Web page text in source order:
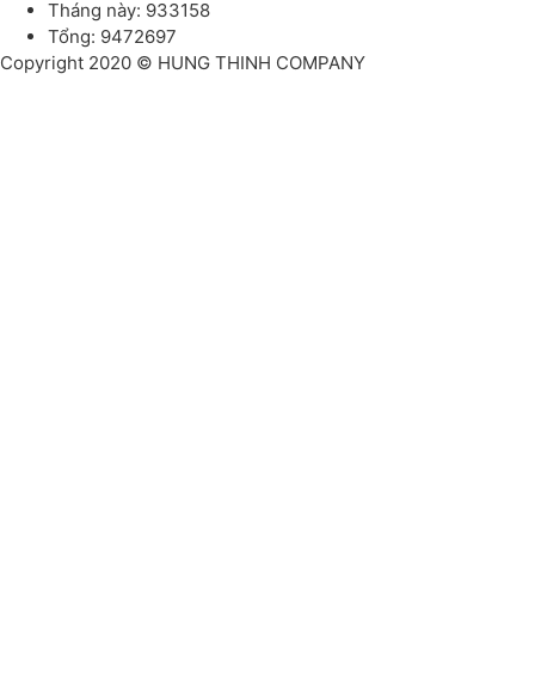
Tháng này: 933158
Tổng: 9472697
Copyright 2020 © HUNG THINH COMPANY